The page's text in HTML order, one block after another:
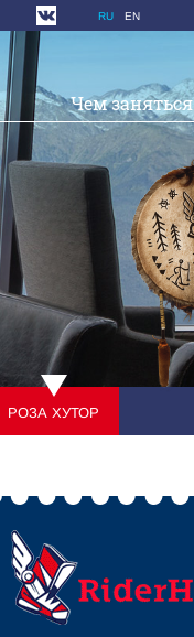
RU EN
Чем заняться
РОЗА ХУТОР